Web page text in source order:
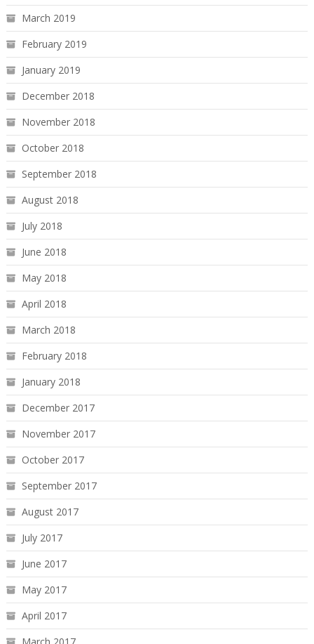
March 2019
February 2019
January 2019
December 2018
November 2018
October 2018
September 2018
August 2018
July 2018
June 2018
May 2018
April 2018
March 2018
February 2018
January 2018
December 2017
November 2017
October 2017
September 2017
August 2017
July 2017
June 2017
May 2017
April 2017